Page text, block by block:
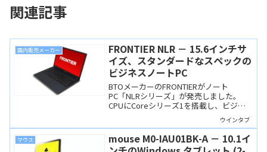
関連記事
国内販売メーカー
FRONTIER NLR － 15.6インチサ
イズ、スタンダードなスペックの
ビジネスノートPC
BTOメーカーのFRONTIERがノート
PC「NLRシリーズ」が発売しました。
CPUにCoreシリーズ1を搭載し、ビジネ
スや学習用に十分な性能を備えた15.6イ
ンチノートです。有線LANやmicroSDス
ロット、高い堅牢性を備えています。
ウインタブ
マウス
mouse M0-IAU01BK-A － 10.1イ